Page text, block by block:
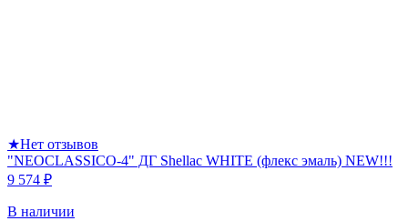
★Нет отзывов
"NEOCLASSICO-4" ДГ Shellac WHITE (флекс эмаль) NEW!!!
9 574 ₽
В наличии